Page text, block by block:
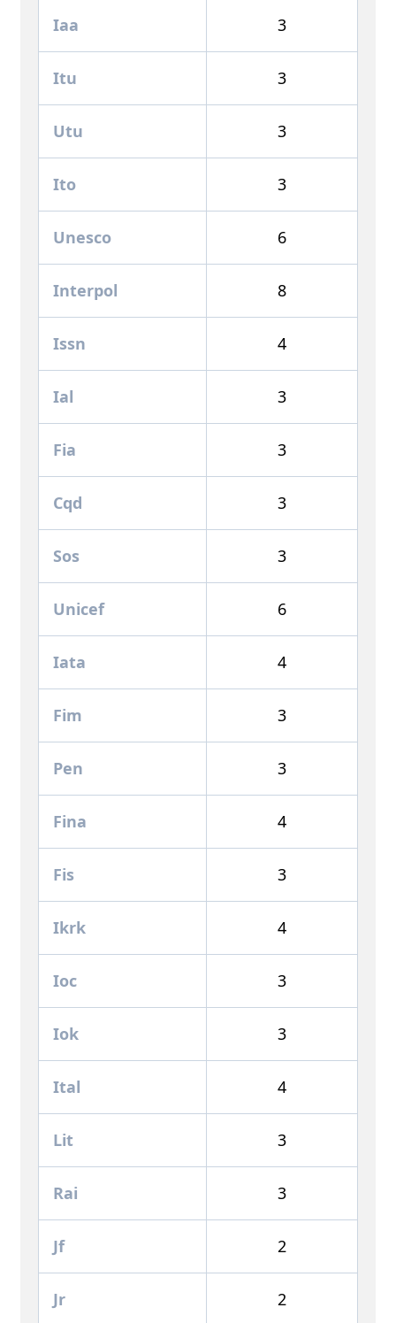
Iaa 3
Itu 3
Utu 3
Ito 3
Unesco 6
Interpol 8
Issn 4
Ial 3
Fia 3
Cqd 3
Sos 3
Unicef 6
Iata 4
Fim 3
Pen 3
Fina 4
Fis 3
Ikrk 4
Ioc 3
Iok 3
Ital 4
Lit 3
Rai 3
Jf 2
Jr 2